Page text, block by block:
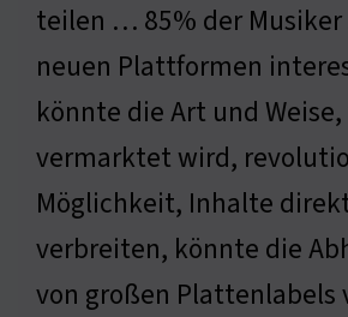
teilen … 85% der Musiker
neuen Plattformen
könnte die Art und
vermarktet wird,
Möglichkeit, Inhalte
verbreiten, könnte die
von großen Plattenlabels